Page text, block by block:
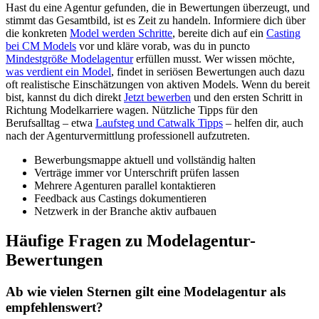
Hast du eine Agentur gefunden, die in Bewertungen überzeugt, und
stimmt das Gesamtbild, ist es Zeit zu handeln. Informiere dich über
die konkreten Model werden Schritte, bereite dich auf ein Casting
bei CM Models vor und kläre vorab, was du in puncto
Mindestgröße Modelagenturerfüllen musst. Wer wissen möchte,
was verdient ein Model, findet in seriösen Bewertungen auch dazu
oft realistische Einschätzungen von aktiven Models. Wenn du bereit
bist, kannst du dich direkt Jetzt bewerben und den ersten Schritt in
Richtung Modelkarriere wagen. Nützliche Tipps für den
Berufsalltag – etwa Laufsteg und Catwalk Tipps – helfen dir, auch
nach der Agenturvermittlung professionell aufzutreten.
Bewerbungsmappe aktuell und vollständig halten
Verträge immer vor Unterschrift prüfen lassen
Mehrere Agenturen parallel kontaktieren
Feedback aus Castings dokumentieren
Netzwerk in der Branche aktiv aufbauen
Häufige Fragen zu Modelagentur-
Bewertungen
Ab wie vielen Sternen gilt eine Modelagentur als
empfehlenswert?